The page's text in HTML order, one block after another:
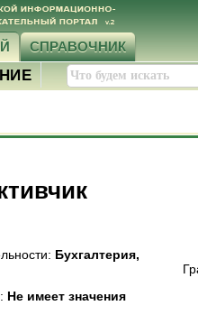
СПРАВОЧНИК
Бухгалтерия,
Не имеет значения